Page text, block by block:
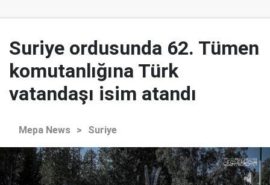
Suriye ordusunda 62. Tümen
komutanlığına Türk
vatandaşı isim atandı
Mepa News > Suriye